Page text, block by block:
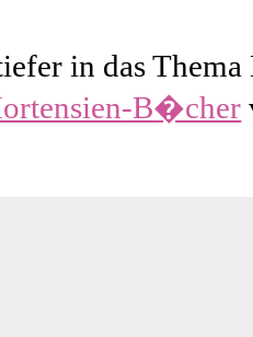
in das
B�cher